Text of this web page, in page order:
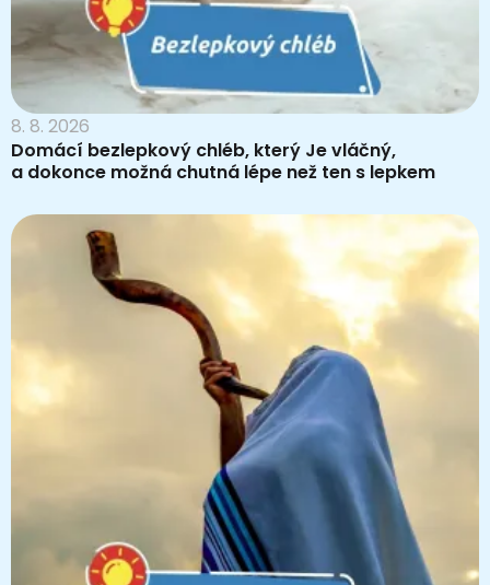
8. 8. 2026
Domácí bezlepkový chléb, který Je vláčný,
a dokonce možná chutná lépe než ten s lepkem